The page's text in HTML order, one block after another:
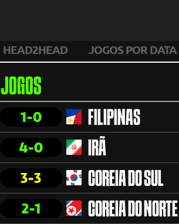
HEAD2HEAD JOGOS POR DATA
JOGOS
1-0 FILIPINAS
4-0 IRÃ
3-3 COREIA DO SUL
2-1 COREIA DO NORTE